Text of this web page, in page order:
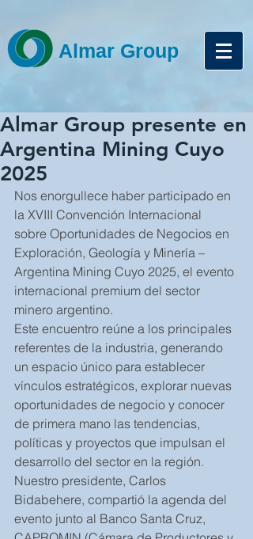
Almar Group
Almar Group presente en
Argentina Mining Cuyo
2025
Nos enorgullece haber participado en
la XVIII Convención Internacional
sobre Oportunidades de Negocios en
Exploración, Geología y Minería –
Argentina Mining Cuyo 2025, el evento
internacional premium del sector
minero argentino.
Este encuentro reúne a los principales
referentes de la industria, generando
un espacio único para establecer
vínculos estratégicos, explorar nuevas
oportunidades de negocio y conocer
de primera mano las tendencias,
políticas y proyectos que impulsan el
desarrollo del sector en la región.
Nuestro presidente, Carlos
Bidabehere, compartió la agenda del
evento junto al Banco Santa Cruz,